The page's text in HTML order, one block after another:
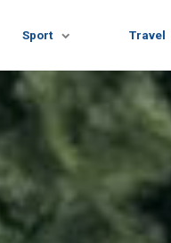
Sport Travel